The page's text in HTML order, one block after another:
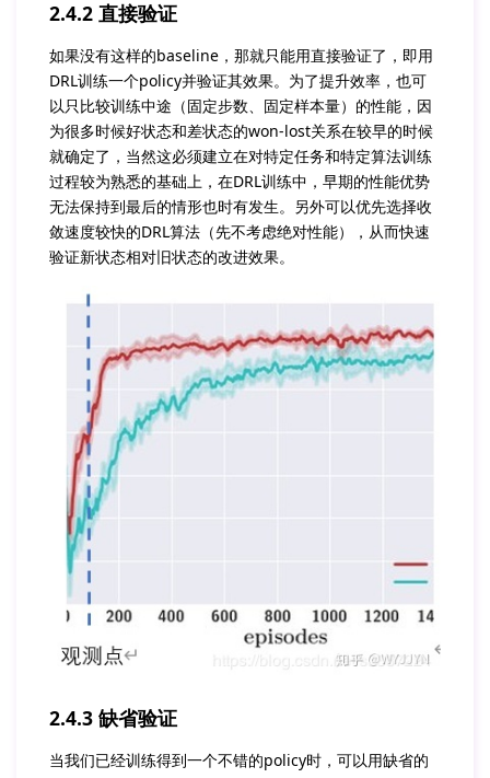
2.4.2 直接验证
如果没有这样的baseline，那就只能用直接验证了，即用
DRL训练一个policy并验证其效果。为了提升效率，也可
以只比较训练中途（固定步数、固定样本量）的性能，因
为很多时候好状态和差状态的won-lost关系在较早的时候
就确定了，当然这必须建立在对特定任务和特定算法训练
过程较为熟悉的基础上，在DRL训练中，早期的性能优势
无法保持到最后的情形也时有发生。另外可以优先选择收
敛速度较快的DRL算法（先不考虑绝对性能），从而快速
验证新状态相对旧状态的改进效果。
2.4.3 缺省验证
当我们已经训练得到一个不错的policy时，可以用缺省的